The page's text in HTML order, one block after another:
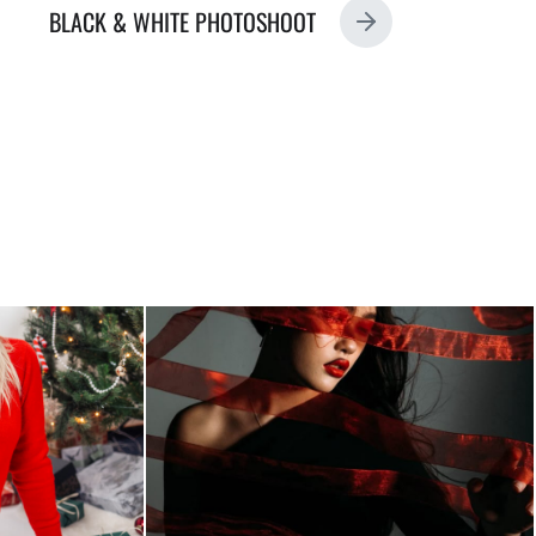
N
BLACK & WHITE PHOTOSHOOT
AND RECENT CHRISTMAS